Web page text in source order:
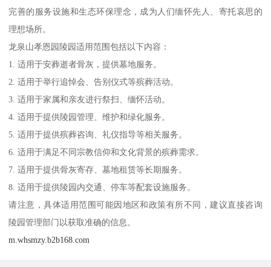
完善的服务设施和生态环保理念，成为人们缅怀先人、寄托哀思的
理想场所。
龙泉山孝恩园陵园适用范围包括以下内容：
1. 适用于安葬逝者骨灰，提供墓地服务。
2. 适用于举行追悼会、告别仪式等殡葬活动。
3. 适用于家属和亲友进行祭扫、缅怀活动。
4. 适用于提供陵园管理、维护和绿化服务。
5. 适用于提供殡葬咨询、礼仪指导等相关服务。
6. 适用于满足不同宗教信仰和文化背景的殡葬需求。
7. 适用于提供骨灰寄存、墓地租赁等长期服务。
8. 适用于提供陵园内交通、停车等配套设施服务。
请注意，具体适用范围可能因地区和政策有所不同，建议直接咨询
陵园管理部门以获取准确的信息。
m.whsmzy.b2b168.com